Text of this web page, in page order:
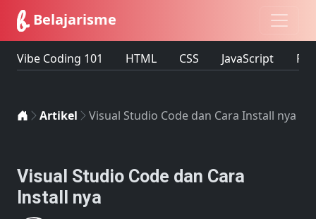
Belajarisme
Vibe Coding 101 HTML CSS JavaScript
Home
Artikel Visual Studio Code dan Cara Install nya
Visual Studio Code dan Cara
Install nya